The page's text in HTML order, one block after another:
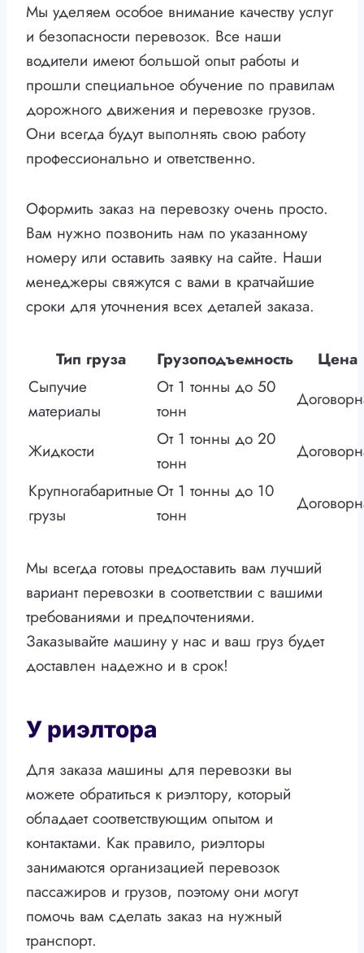
Мы уделяем особое внимание качеству услуг
и безопасности перевозок. Все наши
водители имеют большой опыт работы и
прошли специальное обучение по правилам
дорожного движения и перевозке грузов.
Они всегда будут выполнять свою работу
профессионально и ответственно.
Оформить заказ на перевозку очень просто.
Вам нужно позвонить нам по указанному
номеру или оставить заявку на сайте. Наши
менеджеры свяжутся с вами в кратчайшие
сроки для уточнения всех деталей заказа.
Тип груза Грузоподъемность
Цена
Сыпучие
материалы
От 1 тонны до 50
тонн
Жидкости
От 1 тонны до 20
тонн
Крупногабаритные
грузы
От 1 тонны до 10
тонн
Мы всегда готовы предоставить вам лучший
вариант перевозки в соответствии с вашими
требованиями и предпочтениями.
Заказывайте машину у нас и ваш груз будет
доставлен надежно и в срок!
У риэлтора
Для заказа машины для перевозки вы
можете обратиться к риэлтору, который
обладает соответствующим опытом и
контактами. Как правило, риэлторы
занимаются организацией перевозок
пассажиров и грузов, поэтому они могут
помочь вам сделать заказ на нужный
транспорт.